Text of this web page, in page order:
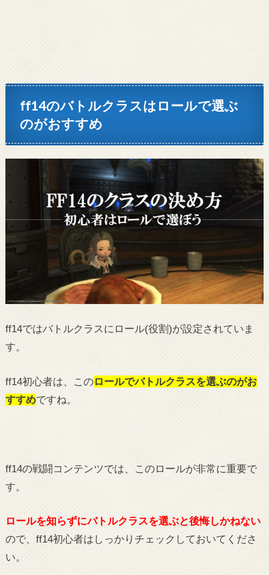
ff14のバトルクラスはロールで選ぶ
のがおすすめ
ff14ではバトルクラスにロール(役割)が設定されていま
す。
ff14初心者は、このロールでバトルクラスを選ぶのがお
すすめですね。
ff14の戦闘コンテンツでは、このロールが非常に重要で
す。
ロールを知らずにバトルクラスを選ぶと後悔しかねない
ので、ff14初心者はしっかりチェックしておいてくださ
い。